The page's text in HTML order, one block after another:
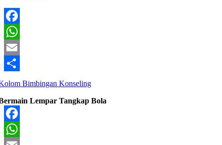
Facebook
WhatsApp
Email
Share
Bimbingan Konseling
Lempar Tangkap Bola
Facebook